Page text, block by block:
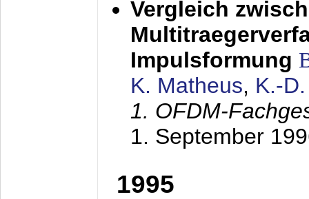
Vergleich
Impulsformung
K. Matheus, K.-
1. OFDM-
1. September
1995